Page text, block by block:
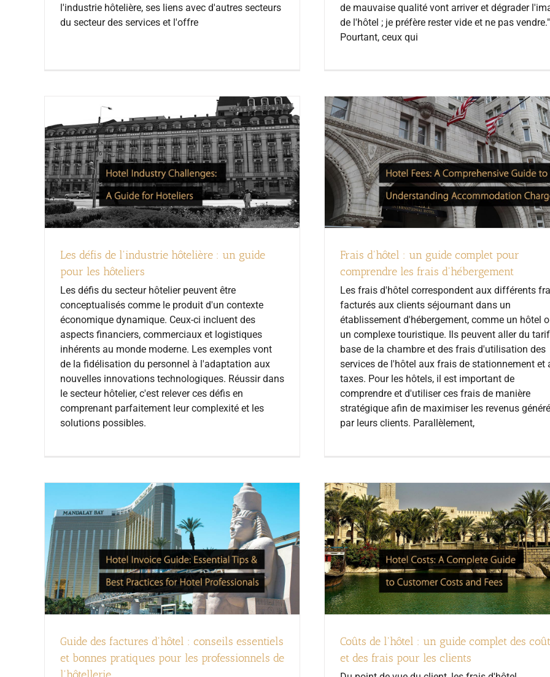
l'industrie hôtelière, ses liens avec d'autres secteurs
du secteur des services et l'offre
de mauvaise qualité vont arriver et dégrader
de l'hôtel ; je préfère rester vide et ne pas vendre."
Pourtant, ceux qui
Les défis de l'industrie hôtelière : un guide
pour les hôteliers
Les défis du secteur hôtelier peuvent être
conceptualisés comme le produit d'un contexte
économique dynamique. Ceux-ci incluent des
aspects financiers, commerciaux et logistiques
inhérents au monde moderne. Les exemples vont
de la fidélisation du personnel à l'adaptation aux
nouvelles innovations technologiques. Réussir dans
le secteur hôtelier, c'est relever ces défis en
comprenant parfaitement leur complexité et les
solutions possibles.
Frais d'hôtel : un guide complet pour
comprendre les frais d'hébergement
Les frais d'hôtel correspondent aux différents
facturés aux clients séjournant dans un
établissement d'hébergement, comme un hôtel
un complexe touristique. Ils peuvent aller du
base de la chambre et des frais d'utilisation des
services de l'hôtel aux frais de stationnement et
taxes. Pour les hôtels, il est important de
comprendre et d'utiliser ces frais de manière
stratégique afin de maximiser les revenus
par leurs clients. Parallèlement,
Guide des factures d'hôtel : conseils essentiels
et bonnes pratiques pour les professionnels de
Coûts de l'hôtel : un guide complet des
et des frais pour les clients